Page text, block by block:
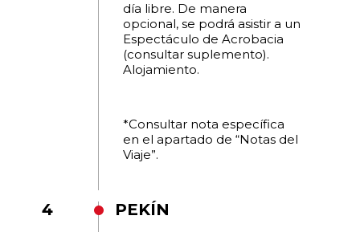
día libre. De manera
opcional, se podrá asistir a un
Espectáculo de Acrobacia
(consultar suplemento).
Alojamiento.
*Consultar nota específica
en el apartado de “Notas del
Viaje”.
4 PEKÍN